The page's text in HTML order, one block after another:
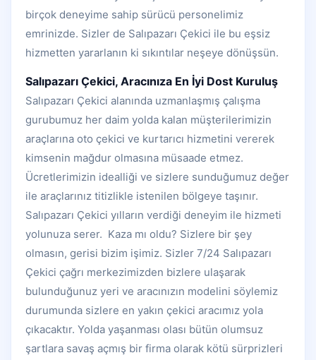
birçok deneyime sahip sürücü personelimiz
emrinizde. Sizler de Salıpazarı Çekici ile bu eşsiz
hizmetten yararlanın ki sıkıntılar neşeye dönüşsün.
Salıpazarı Çekici, Aracınıza En İyi Dost Kuruluş
Salıpazarı Çekici alanında uzmanlaşmış çalışma
gurubumuz her daim yolda kalan müşterilerimizin
araçlarına oto çekici ve kurtarıcı hizmetini vererek
kimsenin mağdur olmasına müsaade etmez.
Ücretlerimizin idealliği ve sizlere sunduğumuz değer
ile araçlarınız titizlikle istenilen bölgeye taşınır.
Salıpazarı Çekici yılların verdiği deneyim ile hizmeti
yolunuza serer. Kaza mı oldu? Sizlere bir şey
olmasın, gerisi bizim işimiz. Sizler 7/24 Salıpazarı
Çekici çağrı merkezimizden bizlere ulaşarak
bulunduğunuz yeri ve aracınızın modelini söylemiz
durumunda sizlere en yakın çekici aracımız yola
çıkacaktır. Yolda yaşanması olası bütün olumsuz
şartlara savaş açmış bir firma olarak kötü sürprizleri